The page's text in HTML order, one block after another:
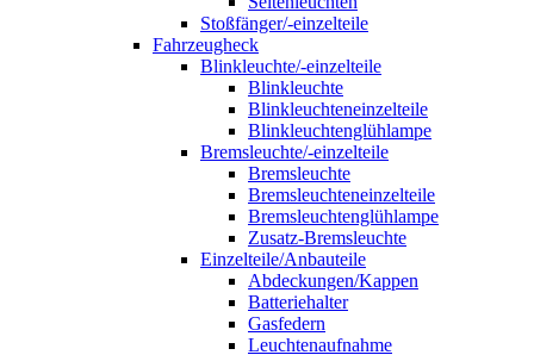
Stoßfänger/-einzelteile
Fahrzeugheck
Blinkleuchte/-einzelteile
Blinkleuchte
Blinkleuchteneinzelteile
Blinkleuchtenglühlampe
Bremsleuchte/-einzelteile
Bremsleuchte
Bremsleuchteneinzelteile
Bremsleuchtenglühlampe
Zusatz-Bremsleuchte
Einzelteile/Anbauteile
Abdeckungen/Kappen
Batteriehalter
Gasfedern
Leuchtenaufnahme